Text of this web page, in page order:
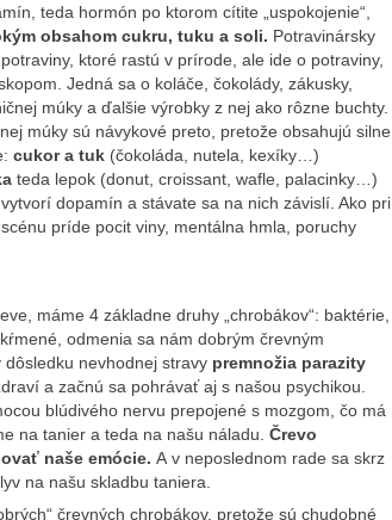
teda hormón po ktorom cítite „uspokojenie“,
obsahom cukru, tuku a soli. Potravinársky
ktoré rastú v prírode, ale ide o potraviny,
Jedná sa o koláče, čokolády, zákusky,
múky a ďalšie výrobky z nej ako rôzne buchty.
múky sú návykové preto, pretože obsahujú silne
cukor a tuk (čokoláda, nutela, kexíky…)
teda lepok (donut, croissant, wafle, palacinky…)
dopamín a stávate sa na nich závislí. Ako pri
príde pocit viny, mentálna hmla, poruchy
máme 4 základne druhy „chrobákov“: baktérie,
odmenia sa nám dobrým črevným
nevhodnej stravy premnožia parazity
a začnú sa pohrávať aj s našou psychikou.
blúdivého nervu prepojené s mozgom, čo má
na tanier a teda na našu náladu. Črevo
naše emócie. A v neposlednom rade sa skrz
na našu skladbu taniera.
črevných chrobákov, pretože sú chudobné